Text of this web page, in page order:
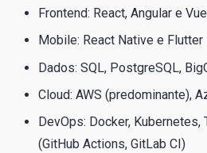
Frontend: React, Angular e
Mobile: React Native e Flutter
Dados: SQL, PostgreSQL,
Cloud: AWS (predominante),
DevOps: Docker, Kubernetes,
(GitHub Actions, GitLab CI)